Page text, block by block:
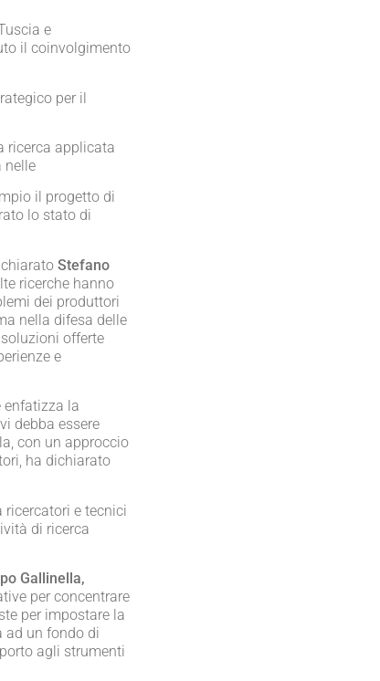
e
il coinvolgimento
per il
ricerca applicata
nelle
il progetto di
lo stato di
Stefano
ricerche hanno
dei produttori
nella difesa delle
offerte
e
enfatizza la
debba essere
con un approccio
ha dichiarato
ricercatori e tecnici
di ricerca
Gallinella,
per concentrare
per impostare la
ad un fondo di
agli strumenti